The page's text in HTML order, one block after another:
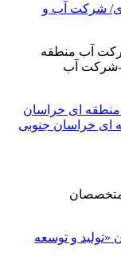
شرکت آب و
ای خراسان
و توسعه